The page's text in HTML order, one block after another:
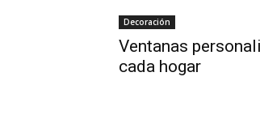
Decoración
Ventanas
cada hogar